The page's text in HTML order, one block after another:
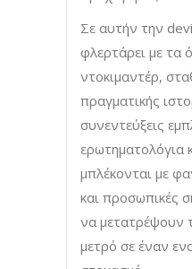
Σε αυτήν την
φλερτάρει με τα
ντοκιμαντέρ,
πραγματικής
συνεντεύξεις
ερωτηματολόγια
μπλέκονται με
και προσωπικές
να μετατρέψουν
μετρό σε έναν